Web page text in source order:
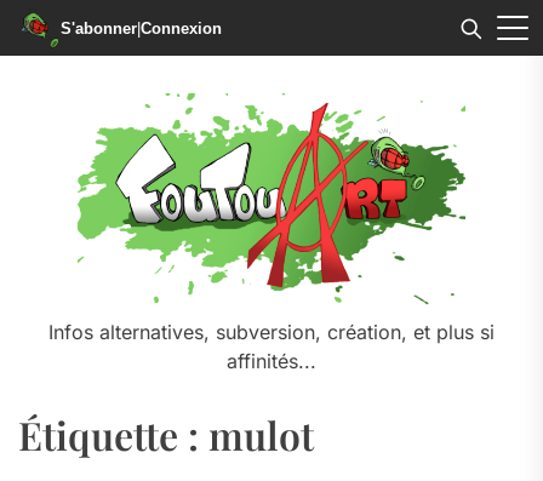
S'abonner|Connexion
Infos alternatives, subversion, création, et plus si
affinités...
Étiquette : mulot